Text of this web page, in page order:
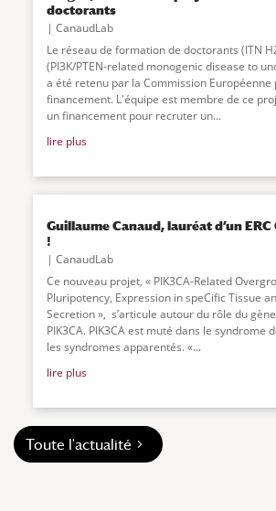
doctorants
CanaudLab
Le réseau de formation de doctorants (ITN
(PI3K/PTEN-related monogenic disease to
a été retenu par la Commission Européenne
financement. L'équipe est membre de ce
un financement pour recruter un...
lire plus
Guillaume Canaud, lauréat d’un
!
CanaudLab
Ce nouveau projet, « PIK3CA-Related
Pluripotency, Expression in speCific Tissue
Secretion », s’articule autour du rôle du
PIK3CA. PIK3CA est muté dans le syndrome
les syndromes apparentés. «...
lire plus
Toute l'actualité